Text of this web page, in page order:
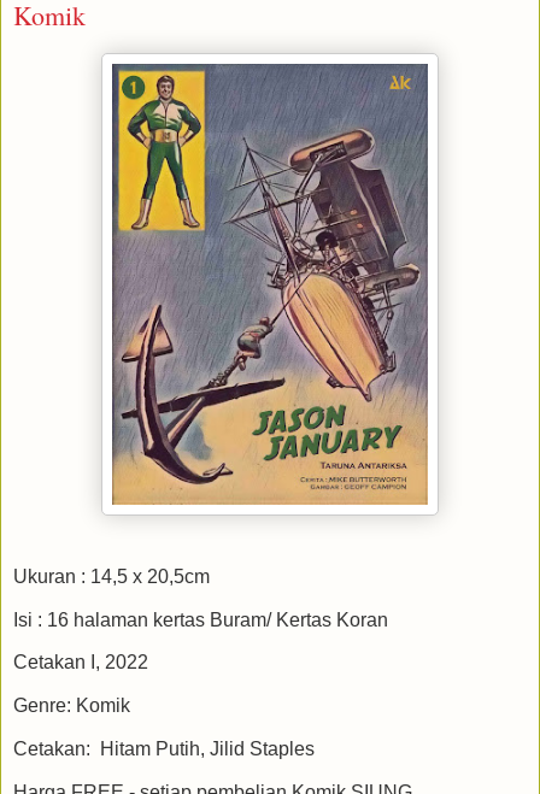
Komik
Ukuran : 14,5 x 20,5cm
Isi : 16 halaman kertas Buram/ Kertas Koran
Cetakan I, 2022
Genre: Komik
Cetakan: Hitam Putih, Jilid Staples